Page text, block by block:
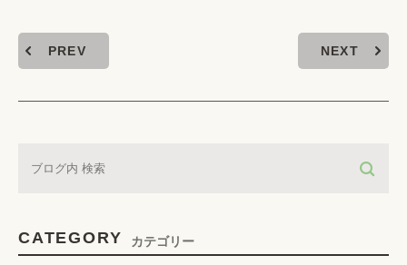
PREV NEXT
CATEGORY カテゴリー